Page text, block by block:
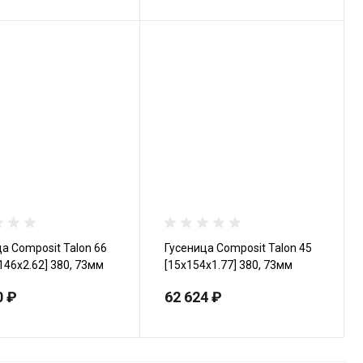
Сomposit Talon 66
380, 73мм
₽
Гусеница Сomposit Talon 45
[15x154x1.77] 380, 73мм
62 624 ₽